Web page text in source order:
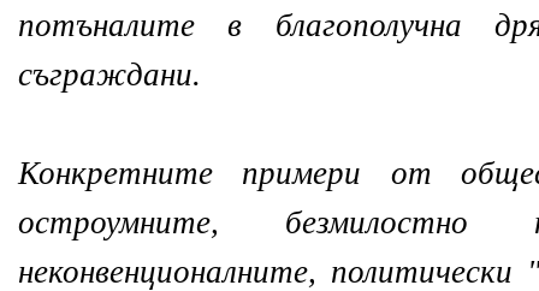
потъналите в благополучна
съграждани.
Конкретните примери от
остроумните,
неконвенционалните, политически